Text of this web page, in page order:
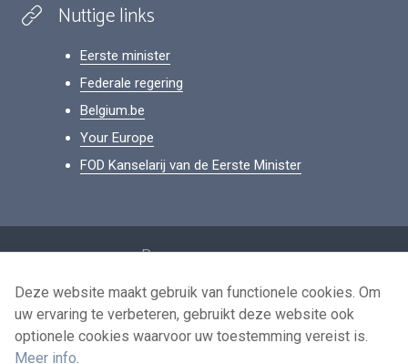
Nuttige links
Eerste minister
Federale regering
Belgium.be
Your Europe
FOD Kanselarij van de Eerste Minister
Persoonsgegevens
Voorwaarden voor het hergebruik
Contacteer ons
Deze website maakt gebruik van functionele cookies. Om
uw ervaring te verbeteren, gebruikt deze website ook
optionele cookies waarvoor uw toestemming vereist is.
Meer info.